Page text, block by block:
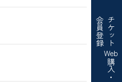
チケット
Web
購入・
会員登録